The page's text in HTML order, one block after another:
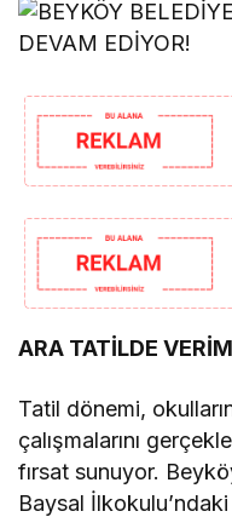
ARA TATİLDE
Tatil dönemi,
çalışmalarını
fırsat sunuyor.
Baysal